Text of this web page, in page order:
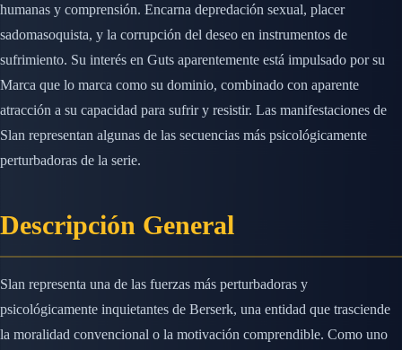
humanas y comprensión. Encarna depredación sexual, placer
sadomasoquista, y la corrupción del deseo en instrumentos de
sufrimiento. Su interés en Guts aparentemente está impulsado por su
Marca que lo marca como su dominio, combinado con aparente
atracción a su capacidad para sufrir y resistir. Las manifestaciones de
Slan representan algunas de las secuencias más psicológicamente
perturbadoras de la serie.
Descripción General
Slan representa una de las fuerzas más perturbadoras y
psicológicamente inquietantes de Berserk, una entidad que trasciende
la moralidad convencional o la motivación comprendible. Como uno